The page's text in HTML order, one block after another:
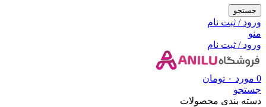
جستجو
ورود / ثبت نام
منو
ورود / ثبت نام
0 مورد ۰ تومان
جستجو
دسته بندی محصولات